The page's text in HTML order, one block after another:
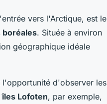
vers l'Arctique, est le
boréales. Située à environ
géographique idéale
l'opportunité d'observer les
îles Lofoten, par exemple,